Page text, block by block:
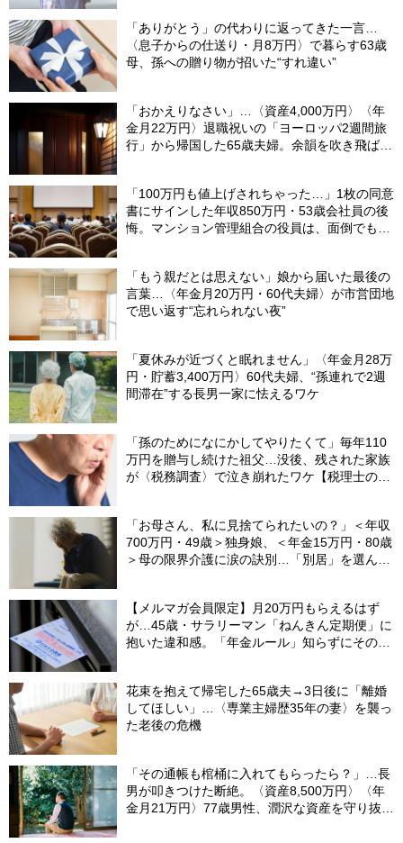
「ありがとう」の代わりに返ってきた一言…
〈息子からの仕送り・月8万円〉で暮らす63歳
母、孫への贈り物が招いた“すれ違い”
「おかえりなさい」…〈資産4,000万円〉〈年
金月22万円〉退職祝いの「ヨーロッパ2週間旅
行」から帰国した65歳夫婦。余韻を吹き飛ばし
「100万円も値上げされちゃった…」1枚の同意
書にサインした年収850万円・53歳会社員の後
悔。マンション管理組合の役員は、面倒でも自
「もう親だとは思えない」娘から届いた最後の
言葉…〈年金月20万円・60代夫婦〉が市営団地
で思い返す“忘れられない夜”
「夏休みが近づくと眠れません」〈年金月28万
円・貯蓄3,400万円〉60代夫婦、“孫連れで2週
間滞在”する長男一家に怯えるワケ
「孫のためになにかしてやりたくて」毎年110
万円を贈与し続けた祖父…没後、残された家族
が〈税務調査〉で泣き崩れたワケ【税理士の助
「お母さん、私に見捨てられたいの？」＜年収
700万円・49歳＞独身娘、＜年金15万円・80歳
＞母の限界介護に涙の訣別…「別居」を選んだ
【メルマガ会員限定】月20万円もらえるはず
が…45歳・サラリーマン「ねんきん定期便」に
抱いた違和感。「年金ルール」知らずにそのま
花束を抱えて帰宅した65歳夫→3日後に「離婚
してほしい」…〈専業主婦歴35年の妻〉を襲っ
た老後の危機
「その通帳も棺桶に入れてもらったら？」…長
男が叩きつけた断絶。〈資産8,500万円〉〈年
金月21万円〉77歳男性、潤沢な資産を守り抜い